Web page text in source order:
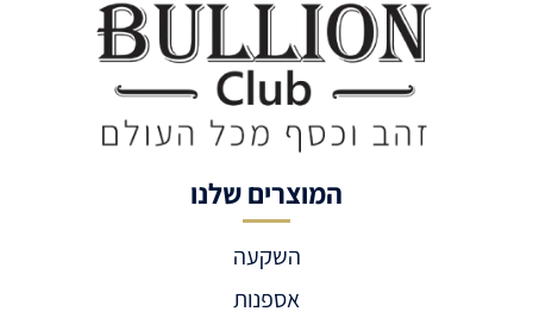
המוצרים שלנו
השקעה
אספנות